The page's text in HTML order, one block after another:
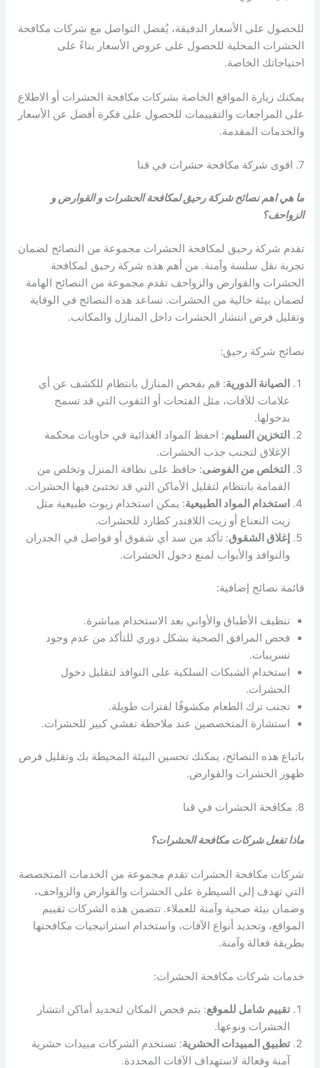
للحصول على الأسعار الدقيقة، يُفضل التواصل مع شركات مكافحة
الحشرات المحلية للحصول على عروض الأسعار بناءً على
احتياجاتك الخاصة.
يمكنك زيارة المواقع الخاصة بشركات مكافحة الحشرات أو الاطلاع
على المراجعات والتقييمات للحصول على فكرة أفضل عن الأسعار
والخدمات المقدمة.
7. اقوى شركة مكافحة حشرات في قنا
ما هي اهم نصائح شركة رحيق لمكافحة الحشرات و القوارض و
الزواحف؟
تقدم شركة رحيق لمكافحة الحشرات مجموعة من النصائح لضمان
تجربة نقل سلسة وآمنة. من أهم هذه شركة رحيق لمكافحة
الحشرات والقوارض والزواحف تقدم مجموعة من النصائح الهامة
لضمان بيئة خالية من الحشرات. تساعد هذه النصائح في الوقاية
وتقليل فرص انتشار الحشرات داخل المنازل والمكاتب.
نصائح شركة رحيق:
الصيانة الدورية: قم بفحص المنازل بانتظام للكشف عن أي
علامات للآفات، مثل الفتحات أو الثقوب التي قد تسمح
بدخولها.
التخزين السليم: احفظ المواد الغذائية في حاويات محكمة
الإغلاق لتجنب جذب الحشرات.
التخلص من الفوضى: حافظ على نظافة المنزل وتخلص من
القمامة بانتظام لتقليل الأماكن التي قد تختبئ فيها الحشرات.
استخدام المواد الطبيعية: يمكن استخدام زيوت طبيعية مثل
زيت النعناع أو زيت اللافندر كطارد للحشرات.
إغلاق الشقوق: تأكد من سد أي شقوق أو فواصل في الجدران
والنوافذ والأبواب لمنع دخول الحشرات.
قائمة نصائح إضافية:
تنظيف الأطباق والأواني بعد الاستخدام مباشرة.
فحص المرافق الصحية بشكل دوري للتأكد من عدم وجود
تسريبات.
استخدام الشبكات السلكية على النوافذ لتقليل دخول
الحشرات.
تجنب ترك الطعام مكشوفًا لفترات طويلة.
استشارة المتخصصين عند ملاحظة تفشي كبير للحشرات.
باتباع هذه النصائح، يمكنك تحسين البيئة المحيطة بك وتقليل فرص
ظهور الحشرات والقوارض.
8. مكافحة الحشرات في قنا
ماذا تفعل شركات مكافحة الحشرات؟
شركات مكافحة الحشرات تقدم مجموعة من الخدمات المتخصصة
التي تهدف إلى السيطرة على الحشرات والقوارض والزواحف،
وضمان بيئة صحية وآمنة للعملاء. تتضمن هذه الشركات تقييم
المواقع، وتحديد أنواع الآفات، واستخدام استراتيجيات مكافحتها
بطريقة فعالة وآمنة.
خدمات شركات مكافحة الحشرات:
تقييم شامل للموقع: يتم فحص المكان لتحديد أماكن انتشار
الحشرات ونوعها.
تطبيق المبيدات الحشرية: تستخدم الشركات مبيدات حشرية
آمنة وفعالة لاستهداف الآفات المحددة.